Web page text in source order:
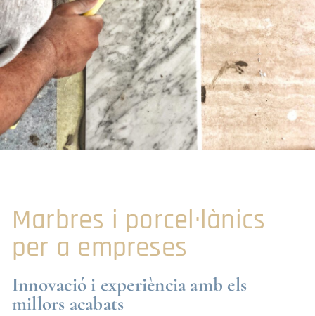
Marbres i porcel·lànics
per a empreses
Innovació i experiència amb els
millors acabats